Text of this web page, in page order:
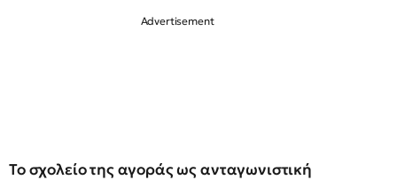
Το σχολείο της αγοράς ως ανταγωνιστική